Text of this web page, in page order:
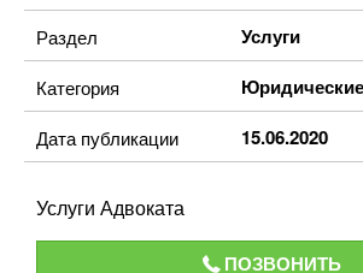
Раздел Услуги
Категория
Дата публикации 15.06.2020
Услуги Адвоката
ПОЗВОНИТЬ